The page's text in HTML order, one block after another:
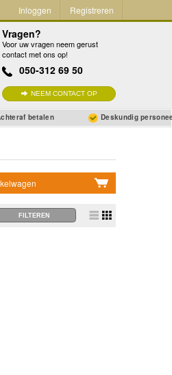
Inloggen Registreren
Vragen?
Voor uw vragen neem gerust
contact met ons op!
050-312 69 50
NEEM CONTACT OP
betalen Deskundig
winkelwagen